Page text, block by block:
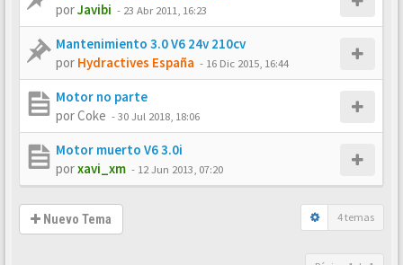
porJavibi - 23 Abr 2011, 16:23
Mantenimiento 3.0 V6 24v 210cv
por Hydractives España - 16 Dic 2015, 16:44
Motor no parte
porCoke -30 Jul 2018, 18:06
Motor muerto V6 3.0i
porxavi_xm - 12 Jun 2013, 07:20
Nuevo Tema 4 temas